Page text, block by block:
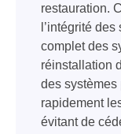
restauration.
l’intégrité
complet des
réinstallation
des systèmes
rapidement
évitant de